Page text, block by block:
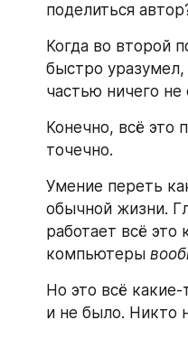
поделиться
Когда во второй
быстро
частью ничего не
Конечно, всё это
точечно.
Умение переть
обычной жизни.
работает всё
компьютеры
Но это всё
и не было. Никто